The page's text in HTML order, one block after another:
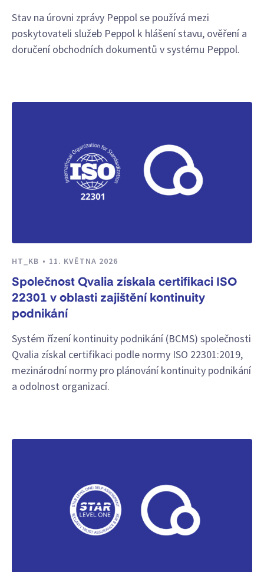
Stav na úrovni zprávy Peppol se používá mezi
poskytovateli služeb Peppol k hlášení stavu, ověření a
doručení obchodních dokumentů v systému Peppol.
HT_KB 11. KVĚTNA 2026
Společnost Qvalia získala certifikaci ISO
22301 v oblasti zajištění kontinuity
podnikání
Systém řízení kontinuity podnikání (BCMS) společnosti
Qvalia získal certifikaci podle normy ISO 22301:2019,
mezinárodní normy pro plánování kontinuity podnikání
a odolnost organizací.